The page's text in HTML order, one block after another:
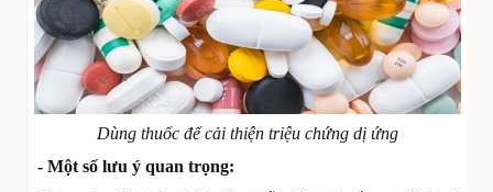
Dùng thuốc để cải thiện triệu chứng dị ứng
- Một số lưu ý quan trọng: